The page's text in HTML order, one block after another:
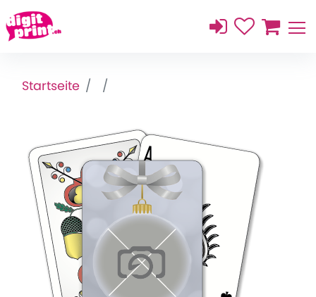
Startseite